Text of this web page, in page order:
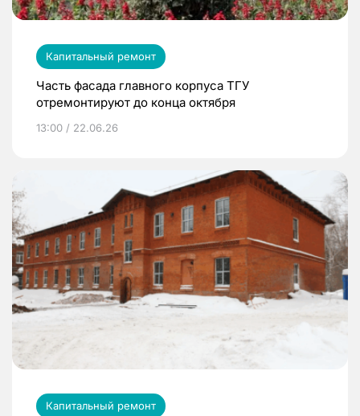
Капитальный ремонт
Часть фасада главного корпуса ТГУ
отремонтируют до конца октября
13:00 / 22.06.26
Капитальный ремонт